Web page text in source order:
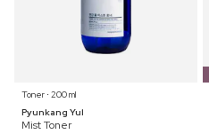
Toner ⋅ 200 ml
Pyunkang Yul
Mist Toner